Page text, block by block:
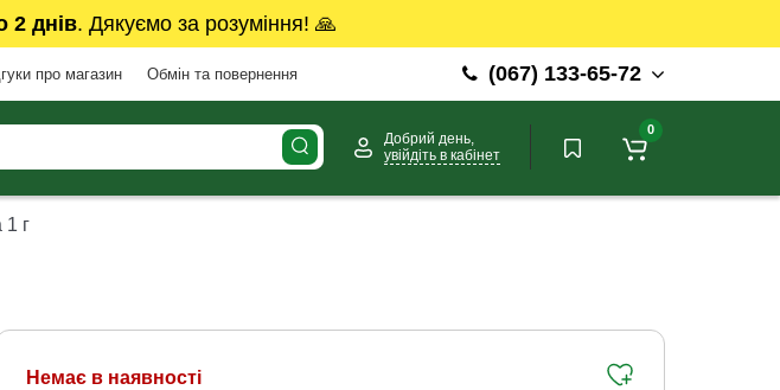
2 днів. Дякуємо за розуміння! 🙏
про магазин Обмін та повернення (067) 133-65-72
Добрий день,
увійдіть в кабінет
0
г
Немає в наявності